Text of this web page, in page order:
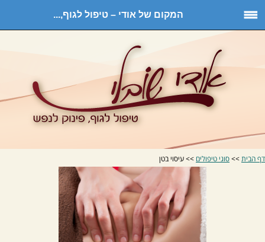
המקום של אודי – טיפול לגוף,...
דף הבית >> סוגי טיפולים >> עיסוי בטן